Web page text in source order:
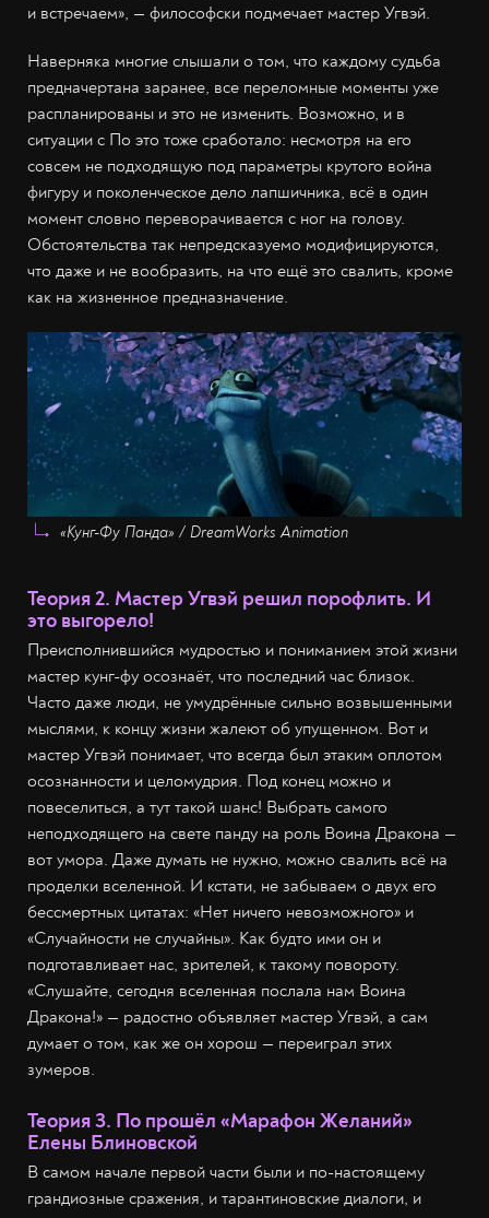
и встречаем», — философски подмечает мастер Угвэй.
Наверняка многие слышали о том, что каждому судьба
предначертана заранее, все переломные моменты уже
распланированы и это не изменить. Возможно, и в
ситуации с По это тоже сработало: несмотря на его
совсем не подходящую под параметры крутого война
фигуру и поколенческое дело лапшичника, всё в один
момент словно переворачивается с ног на голову.
Обстоятельства так непредсказуемо модифицируются,
что даже и не вообразить, на что ещё это свалить, кроме
как на жизненное предназначение.
«Кунг-Фу Панда» / DreamWorks Animation
Теория 2. Мастер Угвэй решил порофлить. И
это выгорело!
Преисполнившийся мудростью и пониманием этой жизни
мастер кунг-фу осознаёт, что последний час близок.
Часто даже люди, не умудрённые сильно возвышенными
мыслями, к концу жизни жалеют об упущенном. Вот и
мастер Угвэй понимает, что всегда был этаким оплотом
осознанности и целомудрия. Под конец можно и
повеселиться, а тут такой шанс! Выбрать самого
неподходящего на свете панду на роль Воина Дракона —
вот умора. Даже думать не нужно, можно свалить всё на
проделки вселенной. И кстати, не забываем о двух его
бессмертных цитатах: «Нет ничего невозможного» и
«Случайности не случайны». Как будто ими он и
подготавливает нас, зрителей, к такому повороту.
«Слушайте, сегодня вселенная послала нам Воина
Дракона!» — радостно объявляет мастер Угвэй, а сам
думает о том, как же он хорош — переиграл этих
зумеров.
Теория 3. По прошёл «Марафон Желаний»
Елены Блиновской
В самом начале первой части были и по-настоящему
грандиозные сражения, и тарантиновские диалоги, и